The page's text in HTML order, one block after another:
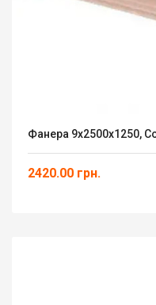
Фанера 9x2500x1250,
2420.00 грн.